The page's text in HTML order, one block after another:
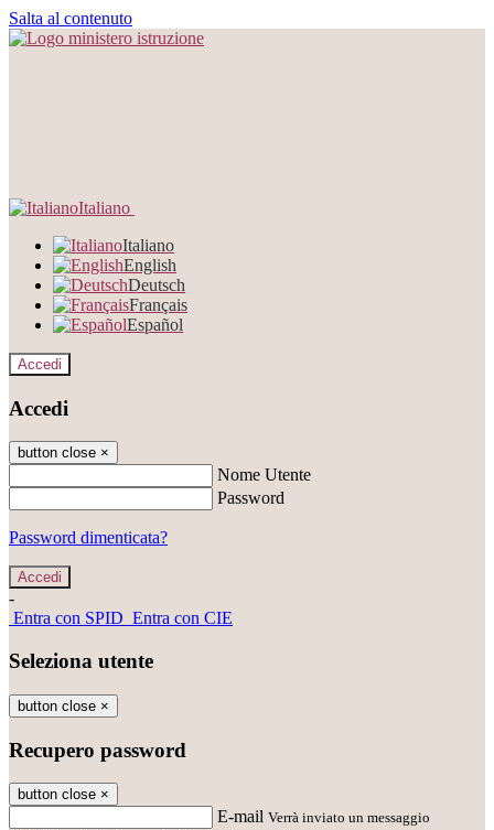
Salta al contenuto
Italiano
Italiano
English
Deutsch
Français
Español
Accedi
Accedi
button close ×
Nome Utente
Password
Password dimenticata?
-
Entra con SPID Entra con CIE
Seleziona utente
button close ×
Recupero password
button close ×
E-mail Verrà inviato un messaggio